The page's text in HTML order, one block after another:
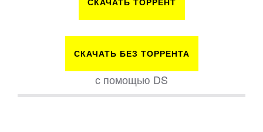
СКАЧАТЬ ТОРРЕНТ
СКАЧАТЬ БЕЗ ТОРРЕНТА
с помощью DS